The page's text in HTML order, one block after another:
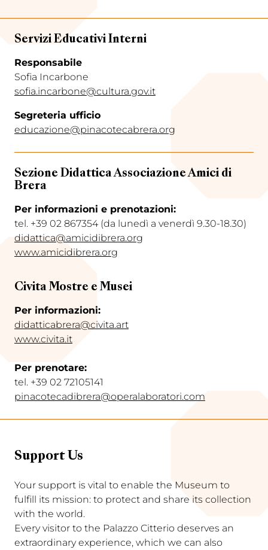
Servizi Educativi Interni
Responsabile
Sofia Incarbone
sofia.incarbone@cultura.gov.it
Segreteria ufficio
educazione@pinacotecabrera.org
Sezione Didattica Associazione Amici di
Brera
Per informazioni e prenotazioni:
tel. +39 02 867354 (da lunedì a venerdì 9.30-18.30)
didattica@amicidibrera.org
www.amicidibrera.org
Civita Mostre e Musei
Per informazioni:
didatticabrera@civita.art
www.civita.it
Per prenotare:
tel. +39 02 72105141
pinacotecadibrera@operalaboratori.com
Support Us
Your support is vital to enable the Museum to
fulfill its mission: to protect and share its collection
with the world.
Every visitor to the Palazzo Citterio deserves an
extraordinary experience, which we can also